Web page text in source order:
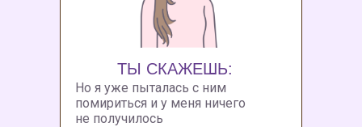
ТЫ СКАЖЕШЬ:
Но я уже пыталась с ним
помириться и у меня ничего
не получилось